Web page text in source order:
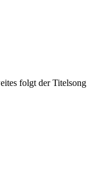
folgt der